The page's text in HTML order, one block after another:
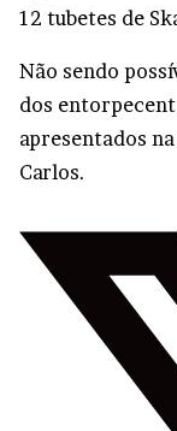
12 tubetes de
Não sendo
dos
apresentados
Carlos.